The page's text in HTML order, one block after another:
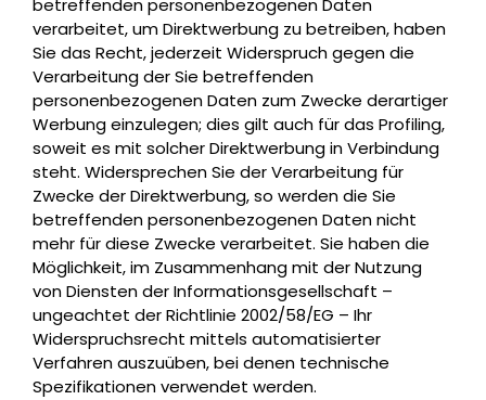
betreffenden personenbezogenen Daten
verarbeitet, um Direktwerbung zu betreiben, haben
Sie das Recht, jederzeit Widerspruch gegen die
Verarbeitung der Sie betreffenden
personenbezogenen Daten zum Zwecke derartiger
Werbung einzulegen; dies gilt auch für das Profiling,
soweit es mit solcher Direktwerbung in Verbindung
steht. Widersprechen Sie der Verarbeitung für
Zwecke der Direktwerbung, so werden die Sie
betreffenden personenbezogenen Daten nicht
mehr für diese Zwecke verarbeitet. Sie haben die
Möglichkeit, im Zusammenhang mit der Nutzung
von Diensten der Informationsgesellschaft –
ungeachtet der Richtlinie 2002/58/EG – Ihr
Widerspruchsrecht mittels automatisierter
Verfahren auszuüben, bei denen technische
Spezifikationen verwendet werden.